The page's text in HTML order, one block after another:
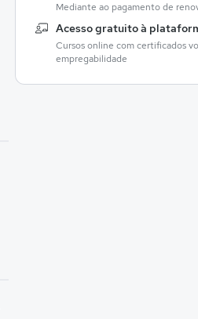
Mediante ao pagamento de
Acesso gratuito à
Cursos online com certificados
empregabilidade